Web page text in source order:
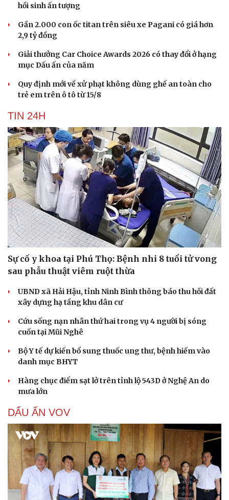
hồi sinh ấn tượng
Gần 2.000 con ốc titan trên siêu xe Pagani có giá hơn
2,9 tỷ đồng
Giải thưởng Car Choice Awards 2026 có thay đổi ở hạng
mục Dấu ấn của năm
Quy định mới về xử phạt không dùng ghế an toàn cho
trẻ em trên ô tô từ 15/8
TIN 24H
Sự cố y khoa tại Phú Thọ: Bệnh nhi 8 tuổi tử vong
sau phẫu thuật viêm ruột thừa
UBND xã Hải Hậu, tỉnh Ninh Bình thông báo thu hồi đất
xây dựng hạ tầng khu dân cư
Cứu sống nạn nhân thứ hai trong vụ 4 người bị sóng
cuốn tại Mũi Nghê
Bộ Y tế dự kiến bổ sung thuốc ung thư, bệnh hiếm vào
danh mục BHYT
Hàng chục điểm sạt lở trên tỉnh lộ 543D ở Nghệ An do
mưa lớn
DẤU ẤN VOV